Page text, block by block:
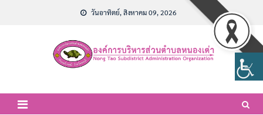
วันอาทิตย์, สิงหาคม 09, 2026